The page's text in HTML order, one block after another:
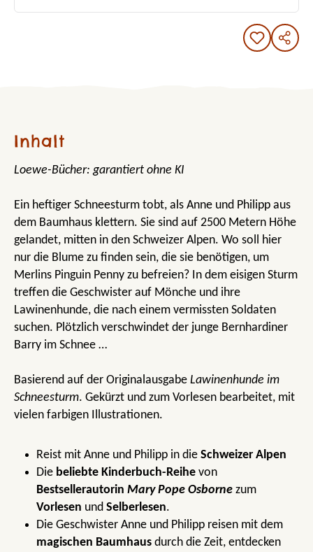
Inhalt
Loewe-Bücher: garantiert ohne KI
Ein heftiger Schneesturm tobt, als Anne und Philipp aus
dem Baumhaus klettern. Sie sind auf 2500 Metern Höhe
gelandet, mitten in den Schweizer Alpen. Wo soll hier
nur die Blume zu finden sein, die sie benötigen, um
Merlins Pinguin Penny zu befreien? In dem eisigen Sturm
treffen die Geschwister auf Mönche und ihre
Lawinenhunde, die nach einem vermissten Soldaten
suchen. Plötzlich verschwindet der junge Bernhardiner
Barry im Schnee …
Basierend auf der Originalausgabe Lawinenhunde im
Schneesturm. Gekürzt und zum Vorlesen bearbeitet, mit
vielen farbigen Illustrationen.
Reist mit Anne und Philipp in die Schweizer Alpen
Die beliebte Kinderbuch-Reihe von
Bestsellerautorin Mary Pope Osborne zum
Vorlesen und Selberlesen.
Die Geschwister Anne und Philipp reisen mit dem
magischen Baumhaus durch die Zeit, entdecken